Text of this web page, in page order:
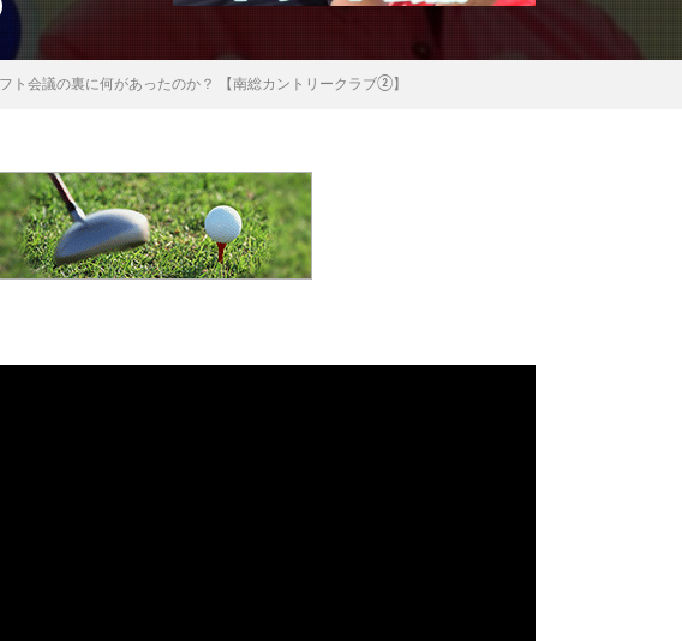
ト会議の裏に何があったのか？ 【南総カントリークラブ②】